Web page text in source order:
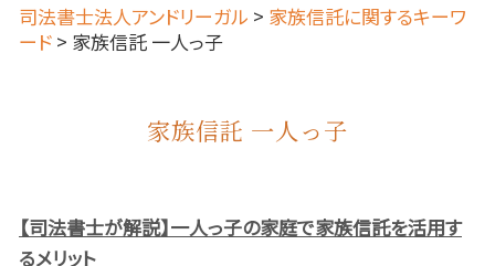
司法書士法人アンドリーガル > 家族信託に関するキーワ
ード > 家族信託 一人っ子
家族信託 一人っ子
【司法書士が解説】一人っ子の家庭で家族信託を活用す
るメリット